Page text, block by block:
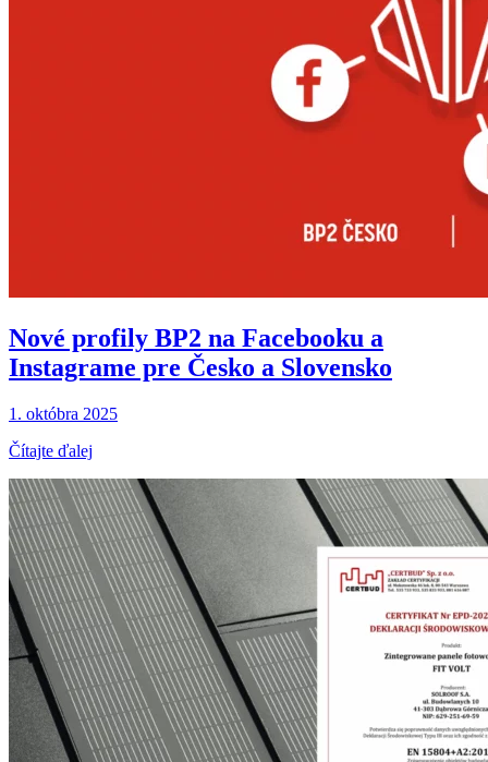
Nové profily BP2 na Facebooku a
Instagrame pre Česko a Slovensko
1. októbra 2025
Čítajte ďalej